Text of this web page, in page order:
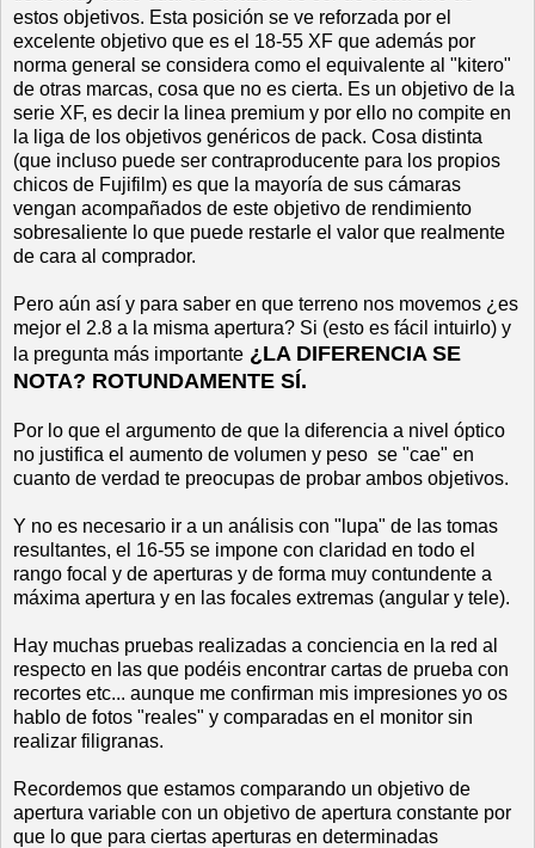
estos objetivos. Esta posición se ve reforzada por el
excelente objetivo que es el 18-55 XF que además por
norma general se considera como el equivalente al "kitero"
de otras marcas, cosa que no es cierta. Es un objetivo de la
serie XF, es decir la linea premium y por ello no compite en
la liga de los objetivos genéricos de pack. Cosa distinta
(que incluso puede ser contraproducente para los propios
chicos de Fujifilm) es que la mayoría de sus cámaras
vengan acompañados de este objetivo de rendimiento
sobresaliente lo que puede restarle el valor que realmente
de cara al comprador.
Pero aún así y para saber en que terreno nos movemos ¿es
mejor el 2.8 a la misma apertura? Si (esto es fácil intuirlo) y
la pregunta más importante ¿LA DIFERENCIA SE
NOTA? ROTUNDAMENTE SÍ.
Por lo que el argumento de que la diferencia a nivel óptico
no justifica el aumento de volumen y peso se "cae" en
cuanto de verdad te preocupas de probar ambos objetivos.
Y no es necesario ir a un análisis con "lupa" de las tomas
resultantes, el 16-55 se impone con claridad en todo el
rango focal y de aperturas y de forma muy contundente a
máxima apertura y en las focales extremas (angular y tele).
Hay muchas pruebas realizadas a conciencia en la red al
respecto en las que podéis encontrar cartas de prueba con
recortes etc... aunque me confirman mis impresiones yo os
hablo de fotos "reales" y comparadas en el monitor sin
realizar filigranas.
Recordemos que estamos comparando un objetivo de
apertura variable con un objetivo de apertura constante por
que lo que para ciertas aperturas en determinadas